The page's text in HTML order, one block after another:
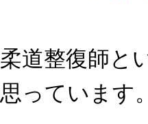
柔道整復師と
思っています。